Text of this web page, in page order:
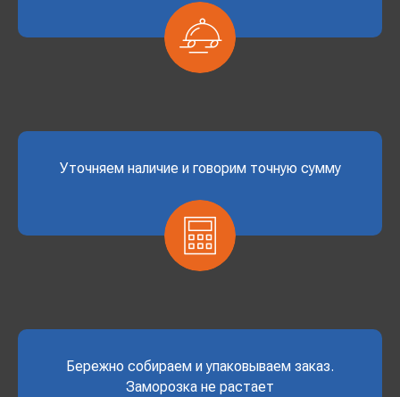
Уточняем наличие и говорим точную сумму
Бережно собираем и упаковываем заказ.
Заморозка не растает